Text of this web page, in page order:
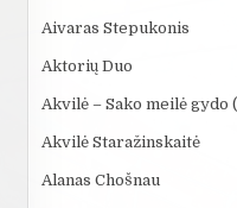
Aivaras Stepukonis
Aktorių Duo
Akvilė – Sako meilė gydo
Akvilė Staražinskaitė
Alanas Chošnau